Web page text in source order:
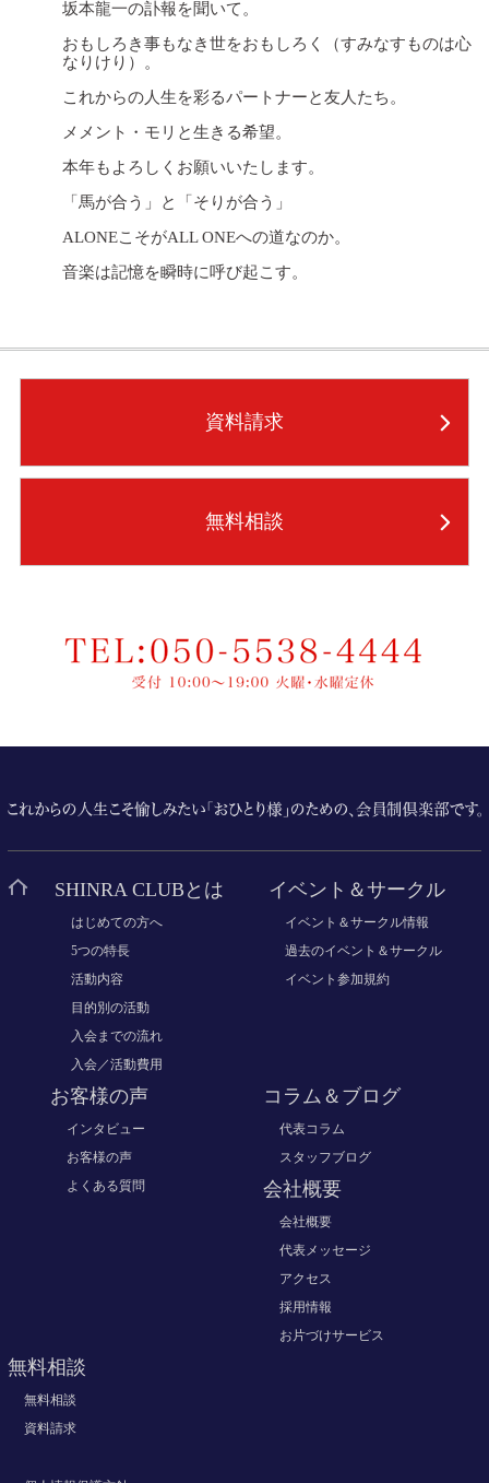
坂本龍一の訃報を聞いて。
おもしろき事もなき世をおもしろく（すみなすものは心
なりけり）。
これからの人生を彩るパートナーと友人たち。
メメント・モリと生きる希望。
本年もよろしくお願いいたします。
「馬が合う」と「そりが合う」
ALONEこそがALL ONEへの道なのか。
音楽は記憶を瞬時に呼び起こす。
資料請求
無料相談
SHINRA CLUBとは
はじめての方へ
5つの特長
活動内容
目的別の活動
入会までの流れ
入会／活動費用
イベント＆サークル
イベント＆サークル情報
過去のイベント＆サークル
イベント参加規約
お客様の声
インタビュー
お客様の声
よくある質問
コラム＆ブログ
代表コラム
スタッフブログ
会社概要
会社概要
代表メッセージ
アクセス
採用情報
お片づけサービス
無料相談
無料相談
資料請求